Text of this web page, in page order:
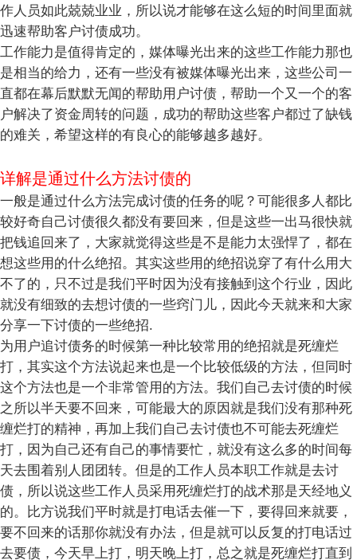
作人员如此兢兢业业，所以说才能够在这么短的时间里面就
迅速帮助客户讨债成功。
工作能力是值得肯定的，媒体曝光出来的这些工作能力那也
是相当的给力，还有一些没有被媒体曝光出来，这些公司一
直都在幕后默默无闻的帮助用户讨债，帮助一个又一个的客
户解决了资金周转的问题，成功的帮助这些客户都过了缺钱
的难关，希望这样的有良心的能够越多越好。
详解是通过什么方法讨债的
一般是通过什么方法完成讨债的任务的呢？可能很多人都比
较好奇自己讨债很久都没有要回来，但是这些一出马很快就
把钱追回来了，大家就觉得这些是不是能力太强悍了，都在
想这些用的什么绝招。其实这些用的绝招说穿了有什么用大
不了的，只不过是我们平时因为没有接触到这个行业，因此
就没有细致的去想讨债的一些窍门儿，因此今天就来和大家
分享一下讨债的一些绝招.
为用户追讨债务的时候第一种比较常用的绝招就是死缠烂
打，其实这个方法说起来也是一个比较低级的方法，但同时
这个方法也是一个非常管用的方法。我们自己去讨债的时候
之所以半天要不回来，可能最大的原因就是我们没有那种死
缠烂打的精神，再加上我们自己去讨债也不可能去死缠烂
打，因为自己还有自己的事情要忙，就没有这么多的时间每
天去围着别人团团转。但是的工作人员本职工作就是去讨
债，所以说这些工作人员采用死缠烂打的战术那是天经地义
的。比方说我们平时就是打电话去催一下，要得回来就要，
要不回来的话那你就没有办法，但是就可以反复的打电话过
去要债，今天早上打，明天晚上打，总之就是死缠烂打直到